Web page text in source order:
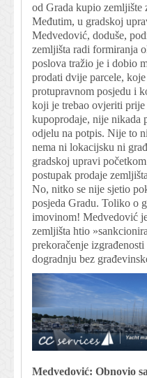
od Grada kupio zemljište
Međutim, u gradskoj
Medvedović, doduše,
zemljišta radi formiranja
poslova tražio je i dobio
prodati dvije parcele,
protupravnom posjedu i
koji je trebao ovjeriti prije
kupoprodaje, nije nikada
odjelu na potpis. Nije to
nema ni lokacijsku ni
gradskoj upravi
postupak prodaje
No, nitko se nije sjetio
posjeda Gradu. Toliko o
imovinom! Medvedović
zemljišta htio
prekoračenje
dogradnju bez
Medvedović: Obnovio